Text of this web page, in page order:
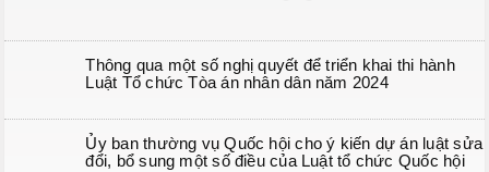
Thông qua một số nghị quyết để triển khai thi hành
Luật Tổ chức Tòa án nhân dân năm 2024
Ủy ban thường vụ Quốc hội cho ý kiến dự án luật sửa
đổi, bổ sung một số điều của Luật tổ chức Quốc hội